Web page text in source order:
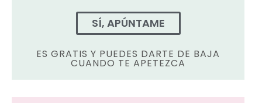
SÍ, APÚNTAME
ES GRATIS Y PUEDES DARTE DE BAJA
CUANDO TE APETEZCA